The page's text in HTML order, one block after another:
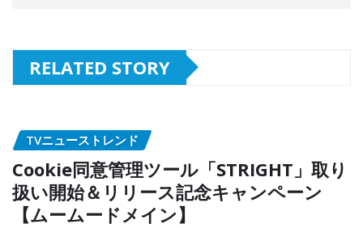
RELATED STORY
TVニューストレンド
Cookie同意管理ツール「STRIGHT」取り
扱い開始＆リリース記念キャンペーン
【ムームードメイン】